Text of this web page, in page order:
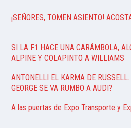
¡SEÑORES, TOMEN ASIENTO!
SI LA F1 HACE UNA CARÁMBOLA,
ALPINE Y COLAPINTO A WILLIAMS
ANTONELLI EL KARMA DE RUSSELL.
GEORGE SE VA RUMBO A AUDI?
A las puertas de Expo Transporte y